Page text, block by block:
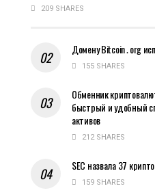
209 SHARES
Домену Bitcoin․org
155 SHARES
Обменник
быстрый и удобный
активов
212 SHARES
SEC назвала 37
159 SHARES